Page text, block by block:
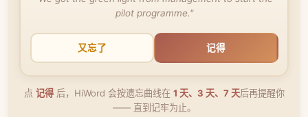
pilot programme."
又忘了 记得
点 记得后，HiWord 会按遗忘曲线在 1 天、3 天、7 天后再提醒你
—— 直到记牢为止。